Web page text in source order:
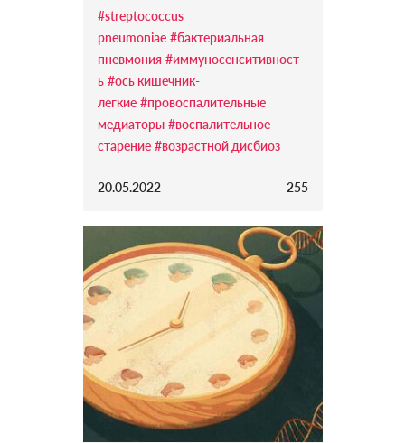
#streptococcus
pneumoniae #бактериальная
пневмония #иммуносенситивност
ь #ось кишечник-
легкие #провоспалительные
медиаторы #воспалительное
старение #возрастной дисбиоз
20.05.2022 255